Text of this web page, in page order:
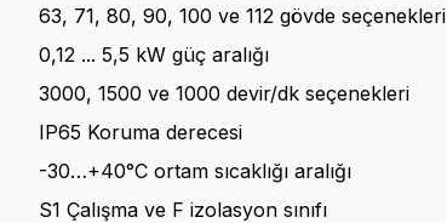
63, 71, 80, 90, 100 ve 112 gövde seçenekleri
0,12 ... 5,5 kW güç aralığı
3000, 1500 ve 1000 devir/dk seçenekleri
IP65 Koruma derecesi
-30…+40°C ortam sıcaklığı aralığı
S1 Çalışma ve F izolasyon sınıfı